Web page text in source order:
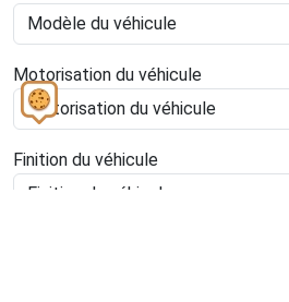
Motorisation du véhicule
Finition du véhicule